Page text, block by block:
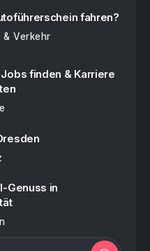
fahren?
Verkehr
finden & Karriere
Genuss in